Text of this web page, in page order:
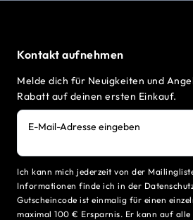
Kontakt aufnehmen
Melde dich für Neuigkeiten und
Rabatt auf deinen ersten Einkauf.
E-Mail-Adresse eingeben
Ich kann mich jederzeit von der
Informationen finde ich in der
Gutscheincode ist einmalig für einen
maximal 100 € Ersparnis. Er kann auf alle